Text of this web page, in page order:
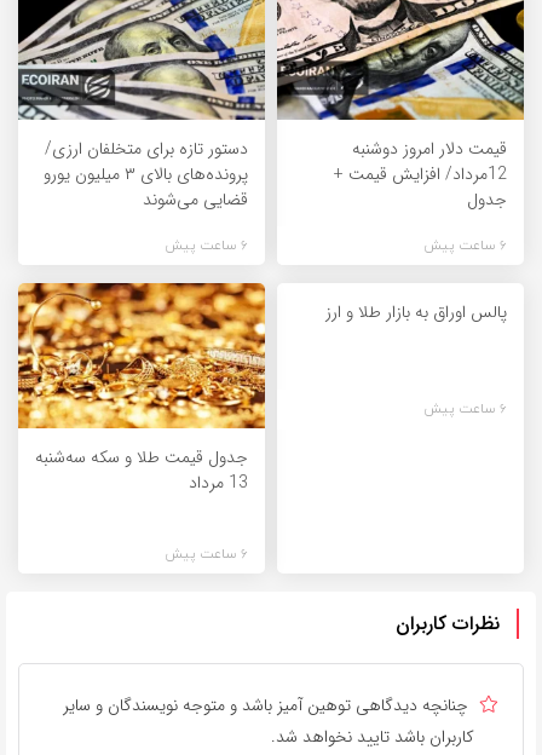
قیمت دلار امروز دوشنبه
12مرداد/ افزایش قیمت +
جدول
6 ساعت پیش
دستور تازه برای متخلفان ارزی/
پرونده‌های بالای ۳ میلیون یورو
قضایی می‌شوند
6 ساعت پیش
پالس اوراق به بازار طلا و ارز
6 ساعت پیش
جدول قیمت طلا و سکه سه‌شنبه
13 مرداد
6 ساعت پیش
نظرات کاربران
چنانچه دیدگاهی توهین آمیز باشد و متوجه نویسندگان و سایر
کاربران باشد تایید نخواهد شد.